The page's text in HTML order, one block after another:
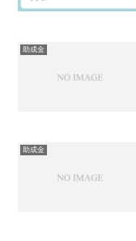
助成金
助成金